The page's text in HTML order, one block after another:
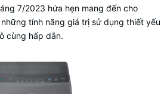
7/2023 hứa hẹn mang đến cho
tính năng giá trị sử dụng thiết yếu
cùng hấp dẫn.